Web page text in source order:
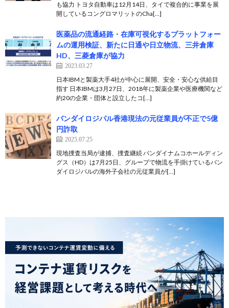
も協力 トヨタ自動車は12月14日、タイで複合的に事業を展
開しているコングロマリットのCha[…]
医薬品の流通経路・在庫可視化するプラットフォー
ムの運用検証、新たに日通や日立物流、三井倉庫
HD、三菱倉庫が協力
2023.03.27
日本IBMと製薬大手4社が中心に展開、安全・安心な供給目
指す 日本IBMは3月27日、2018年に製薬企業や医療機関など
約20の企業・団体と設立したコ[…]
バンダイロジパル香港現法の元従業員が不正で5億
円詐取
2025.07.25
現地捜査当局が逮捕、捜査継続 バンダイナムコホールディン
グス（HD）は7月25日、グループで物流を手掛けているバン
ダイロジパルの海外子会社の元従業員が[…]